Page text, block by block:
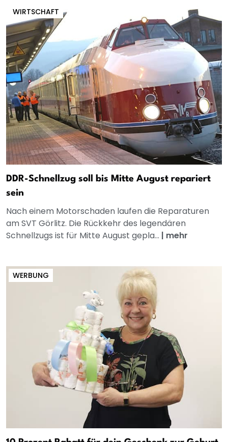
WIRTSCHAFT
DDR-Schnellzug soll bis Mitte August repariert
sein
Nach einem Motorschaden laufen die Reparaturen
am SVT Görlitz. Die Rückkehr des legendären
Schnellzugs ist für Mitte August gepla... | mehr
WERBUNG